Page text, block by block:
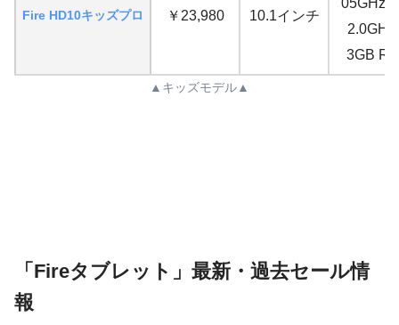
Fire HD10キッズプロ ￥23,980 10.1インチ
2.0GHz
3GB
▲キッズモデル▲
「Fireタブレット」最新・過去セール情
報